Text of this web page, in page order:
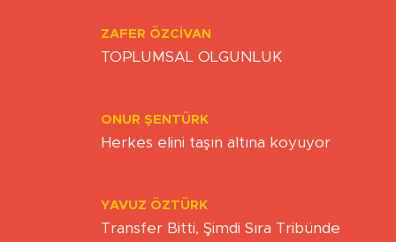
ZAFER ÖZCIVAN
TOPLUMSAL OLGUNLUK
ONUR ŞENTÜRK
Herkes elini taşın altına koyuyor
YAVUZ ÖZTÜRK
Transfer Bitti, Şimdi Sıra Tribünde